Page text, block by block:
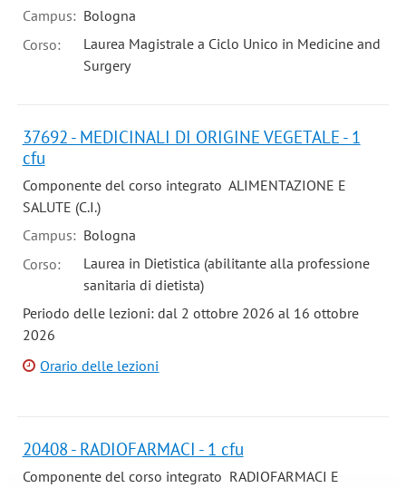
Campus: Bologna
Corso:
Laurea Magistrale a Ciclo Unico in Medicine and
Surgery
37692 - MEDICINALI DI ORIGINE VEGETALE - 1
cfu
Componente del corso integrato ALIMENTAZIONE E
SALUTE (C.I.)
Campus: Bologna
Corso:
Laurea in Dietistica (abilitante alla professione
sanitaria di dietista)
Periodo delle lezioni: dal 2 ottobre 2026 al 16 ottobre
2026
Orario delle lezioni
20408 - RADIOFARMACI - 1 cfu
Componente del corso integrato RADIOFARMACI E